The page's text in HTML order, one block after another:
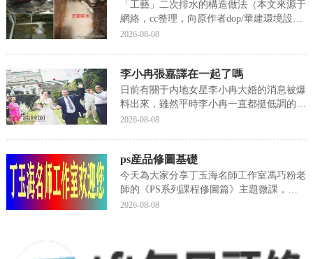
粉絲們很是期...
「工藝」二次排水的構造做法（本文來源于
網絡，cc整理，向原作者dop/華建環境設計
研究所緻謝！）一、二次排水相關術語1.一
二次排水是從普通防水工藝演變而來的一種
高...
2026-08-08
李小冉張嘉譯在一起了嗎
日前有關于内地女星李小冉大婚的消息被爆
料出來，雖然平時李小冉一直都挺低調的，
但她的忠實粉絲們卻還真不少，所以對于她
禁感歎她的堅強，要知道在結婚之前受過情
傷的李小冉還...
2026-08-08
ps産品修圖基礎
今天為大家分享丁玉海名師工作室馮巧粉老
師的《PS系列課程修圖篇》主題微課，帶
大家了解PS修圖方法，歡迎大家學習欣
2026-08-08